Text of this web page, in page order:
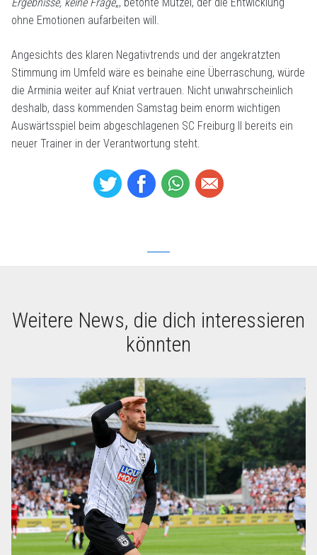
ohne Emotionen aufarbeiten will.
Angesichts des klaren Negativtrends und der angekratzten
Stimmung im Umfeld wäre es beinahe eine Überraschung, würde
die Arminia weiter auf Kniat vertrauen. Nicht unwahrscheinlich
deshalb, dass kommenden Samstag beim enorm wichtigen
Auswärtsspiel beim abgeschlagenen SC Freiburg II bereits ein
neuer Trainer in der Verantwortung steht.
Weitere News, die dich interessieren
könnten